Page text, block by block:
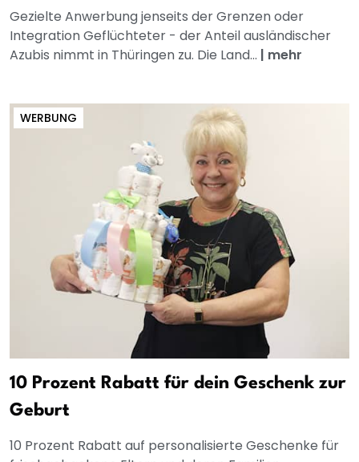
Gezielte Anwerbung jenseits der Grenzen oder
Integration Geflüchteter - der Anteil ausländischer
Azubis nimmt in Thüringen zu. Die Land... | mehr
WERBUNG
10 Prozent Rabatt für dein Geschenk zur
Geburt
10 Prozent Rabatt auf personalisierte Geschenke für